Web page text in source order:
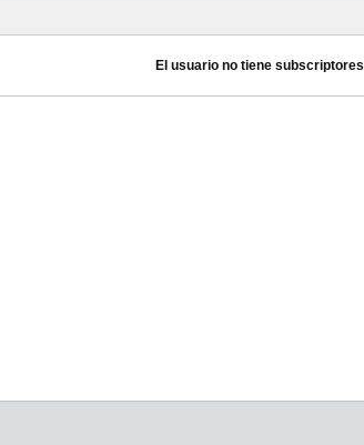
El usuario no tiene